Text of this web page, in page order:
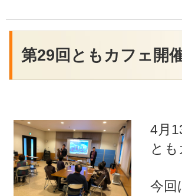
第29回ともカフェ開
4月
と
今回